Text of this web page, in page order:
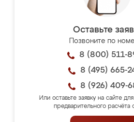
Оставьте
Позвоните по
8 (800) 511-
8 (495) 665-
8 (926) 409-
Или оставьте заявку на сайте
предварительного расчёта